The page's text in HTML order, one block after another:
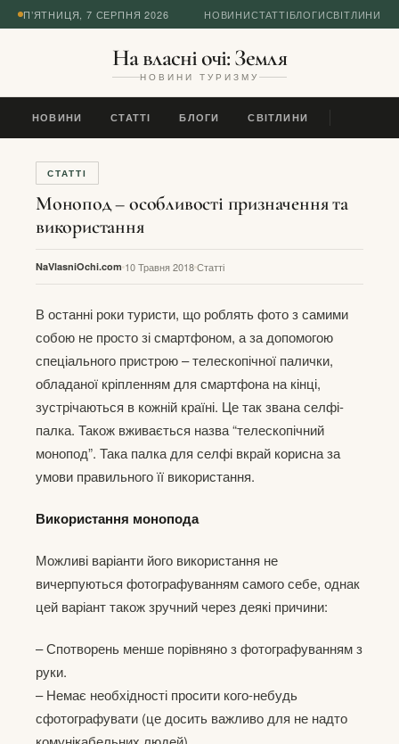
П’ЯТНИЦЯ, 7 СЕРПНЯ 2026 НОВИНИСТАТТІБЛОГИСВІТЛИНИ
На власні очі: Земля
НОВИНИ ТУРИЗМУ
НОВИНИ СТАТТІ БЛОГИ СВІТЛИНИ
СТАТТІ
Монопод – особливості призначення та
використання
NaVlasniOchi.com 10 Травня 2018Статті
В останні роки туристи, що роблять фото з самими
собою не просто зі смартфоном, а за допомогою
спеціального пристрою – телескопічної палички,
обладаної кріпленням для смартфона на кінці,
зустрічаються в кожній країні. Це так звана селфі-
палка. Також вживається назва “телескопічний
монопод”. Така палка для селфі вкрай корисна за
умови правильного її використання.
Використання монопода
Можливі варіанти його використання не
вичерпуються фотографуванням самого себе, однак
цей варіант також зручний через деякі причини:
– Спотворень менше порівняно з фотографуванням з
руки.
– Немає необхідності просити кого-небудь
сфотографувати (це досить важливо для не надто